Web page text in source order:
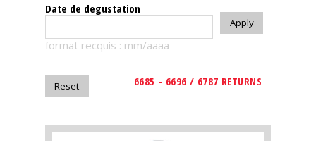
The
magazine
Magazine
Date de degustation
format recquis : mm/aaaa
6685 - 6696 / 6787 RETURNS